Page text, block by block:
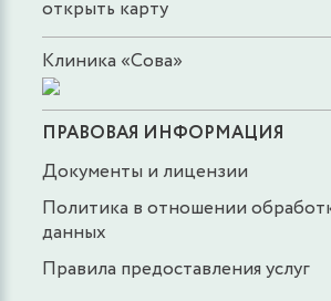
открыть карту
Клиника «Сова»
ПРАВОВАЯ ИНФОРМАЦИЯ
Документы и лицензии
Политика в отношении
данных
Правила предоставления услуг